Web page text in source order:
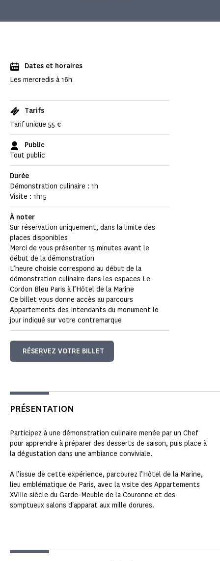
Dates et horaires
Les mercredis à 16h
Tarifs
Tarif unique 55 €
Public
Tout public
Durée
Démonstration culinaire : 1h
Visite : 1h15
À noter
Sur réservation uniquement, dans la limite des
places disponibles
Merci de vous présenter 15 minutes avant le
début de la démonstration
L’heure choisie correspond au début de la
démonstration culinaire dans les espaces Le
Cordon Bleu Paris à l’Hôtel de la Marine
Ce billet vous donne accès au parcours
Appartements des Intendants du monument le
jour indiqué sur votre contremarque
RÉSERVEZ VOTRE BILLET
PRÉSENTATION
Participez à une démonstration culinaire menée par un Chef
pour apprendre à préparer des desserts de saison, puis place à
la dégustation dans une ambiance conviviale.
A l’issue de cette expérience, parcourez l’Hôtel de la Marine,
lieu emblématique de Paris, avec la visite des Appartements
XVIIIe siècle du Garde-Meuble de la Couronne et des
somptueux salons d'apparat aux mille dorures.